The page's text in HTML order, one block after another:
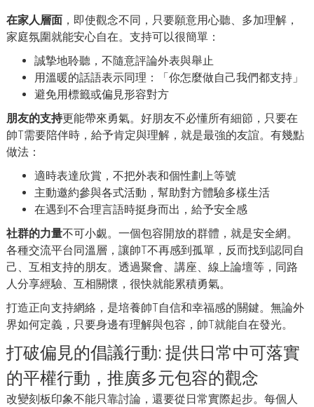
在家人層面 ，即使觀念不同，只要願意用心聽、多加理解，
家庭氛圍就能安心自在。支持可以很簡單：
誠摯地聆聽，不隨意評論外表與舉止
用溫暖的話語表示同理：「你怎麼做自己我們都支持」
避免用標籤或偏見形容對方
朋友的支持更能帶來勇氣。好朋友不必懂所有細節，只要在
帥T需要陪伴時，給予肯定與理解，就是最強的友誼。有幾點
做法：
適時表達欣賞，不把外表和個性劃上等號
主動邀約參與各式活動，幫助對方體驗多樣生活
在遇到不合理言語時挺身而出，給予安全感
社群的力量不可小覷。一個包容開放的群體，就是安全網。
各種交流平台同溫層，讓帥T不再感到孤單，反而找到認同自
己、互相支持的朋友。透過聚會、講座、線上論壇等，同路
人分享經驗、互相關懷，很快就能累積勇氣。
打造正向支持網絡，是培養帥T自信和幸福感的關鍵。無論外
界如何定義，只要身邊有理解與包容，帥T就能自在發光。
打破偏見的倡議行動: 提供日常中可落實
的平權行動，推廣多元包容的觀念
改變刻板印象不能只靠討論，還要從日常實際起步。每個人